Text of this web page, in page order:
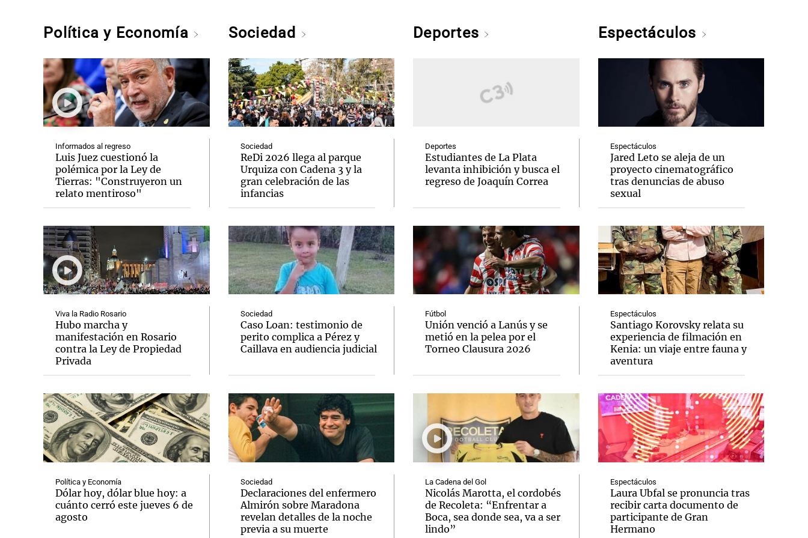
Política y Economía
Informados al regreso
Luis Juez cuestionó la
polémica por la Ley de
Tierras: "Construyeron un
relato mentiroso"
Viva la Radio Rosario
Hubo marcha y
manifestación en Rosario
contra la Ley de Propiedad
Privada
Política y Economía
Dólar hoy, dólar blue hoy: a
cuánto cerró este jueves 6 de
agosto
Sociedad
Sociedad
ReDi 2026 llega al parque
Urquiza con Cadena 3 y la
gran celebración de las
infancias
Sociedad
Caso Loan: testimonio de
perito complica a Pérez y
Caillava en audiencia judicial
Sociedad
Declaraciones del enfermero
Almirón sobre Maradona
revelan detalles de la noche
previa a su muerte
Deportes
Deportes
Estudiantes de La Plata
levanta inhibición y busca el
regreso de Joaquín Correa
Fútbol
Unión venció a Lanús y se
metió en la pelea por el
Torneo Clausura 2026
La Cadena del Gol
Nicolás Marotta, el cordobés
de Recoleta: “Enfrentar a
Boca, sea donde sea, va a ser
lindo”
Espectáculos
Espectáculos
Jared Leto se aleja de un
proyecto cinematográfico
tras denuncias de abuso
sexual
Espectáculos
Santiago Korovsky relata su
experiencia de filmación en
Kenia: un viaje entre fauna y
aventura
Espectáculos
Laura Ubfal se pronuncia tras
recibir carta documento de
participante de Gran
Hermano
Notas Notas
El huracán de Arequito
Notas
Cadena 3 en Groenlandia
Notas